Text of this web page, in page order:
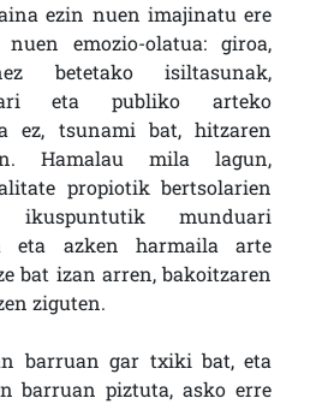
ezin nuen imajinatu ere
emozio-olatua: giroa,
betetako isiltasunak,
eta publiko arteko
ez, tsunami bat, hitzaren
Hamalau mila lagun,
propiotik bertsolarien
munduari
eta azken harmaila arte
bat izan arren, bakoitzaren
ziguten.
barruan gar txiki bat, eta
barruan piztuta, asko erre